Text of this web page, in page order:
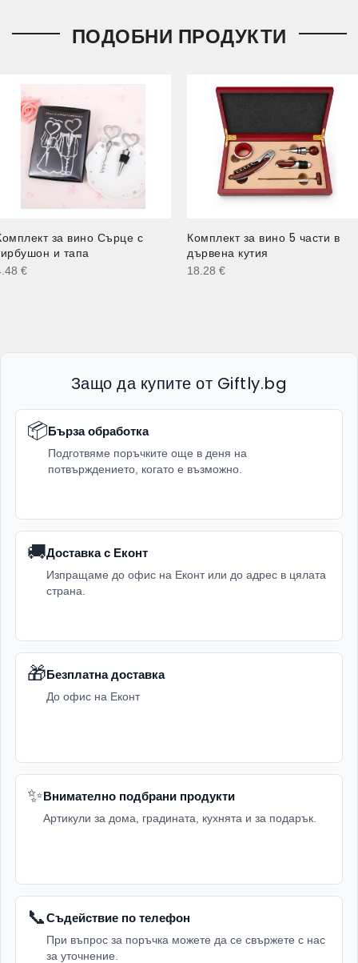
ПОДОБНИ ПРОДУКТИ
за вино Сърце с
и тапа
€
Комплект за вино 5 части в
дървена кутия
18.28 €
Защо да купите от Giftly.bg
📦Бърза обработка
Подготвяме поръчките още в деня на
потвърждението, когато е възможно.
🚚Доставка с Еконт
Изпращаме до офис на Еконт или до адрес в цялата
страна.
🎁Безплатна доставка
До офис на Еконт
✨Внимателно подбрани продукти
Артикули за дома, градината, кухнята и за подарък.
📞Съдействие по телефон
При въпрос за поръчка можете да се свържете с нас
за уточнение.